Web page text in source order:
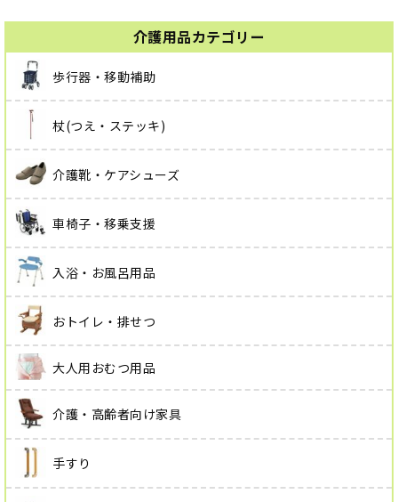
介護用品カテゴリー
歩行器・移動補助
杖(つえ・ステッキ)
介護靴・ケアシューズ
車椅子・移乗支援
入浴・お風呂用品
おトイレ・排せつ
大人用おむつ用品
介護・高齢者向け家具
手すり